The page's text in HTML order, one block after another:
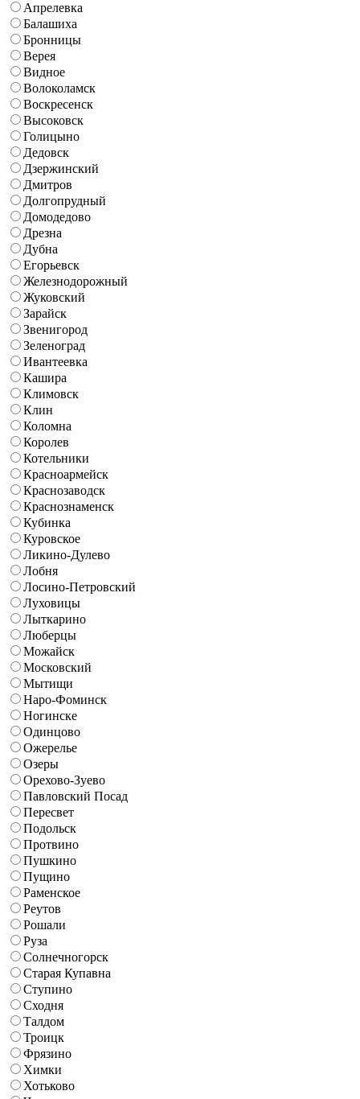
Апрелевка
Балашиха
Бронницы
Верея
Видное
Волоколамск
Воскресенск
Высоковск
Голицыно
Дедовск
Дзержинский
Дмитров
Долгопрудный
Домодедово
Дрезна
Дубна
Егорьевск
Железнодорожный
Жуковский
Зарайск
Звенигород
Зеленоград
Ивантеевка
Кашира
Климовск
Клин
Коломна
Королев
Котельники
Красноармейск
Краснозаводск
Краснознаменск
Кубинка
Куровское
Ликино-Дулево
Лобня
Лосино-Петровский
Луховицы
Лыткарино
Люберцы
Можайск
Московский
Мытищи
Наро-Фоминск
Ногинске
Одинцово
Ожерелье
Озеры
Орехово-Зуево
Павловский Посад
Пересвет
Подольск
Протвино
Пушкино
Пущино
Раменское
Реутов
Рошали
Руза
Солнечногорск
Старая Купавна
Ступино
Сходня
Талдом
Троицк
Фрязино
Химки
Хотьково